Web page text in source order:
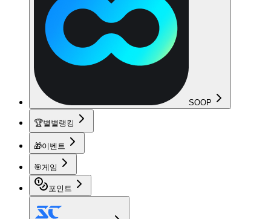
SOOP
🏆별별랭킹
🎁이벤트
🎯게임
포인트